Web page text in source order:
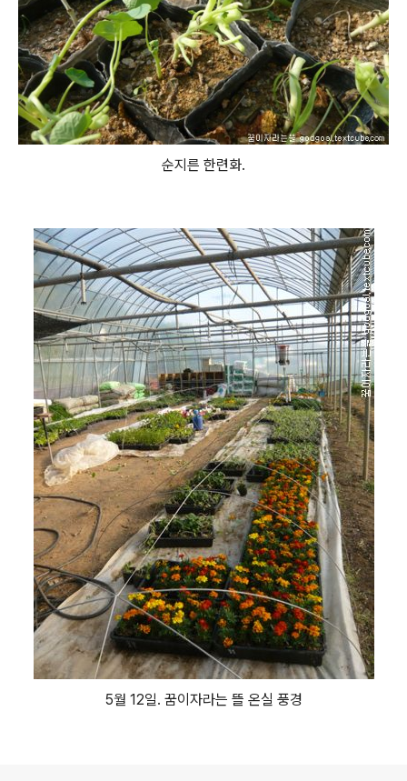
순지른 한련화.
5월 12일. 꿈이자라는 뜰 온실 풍경